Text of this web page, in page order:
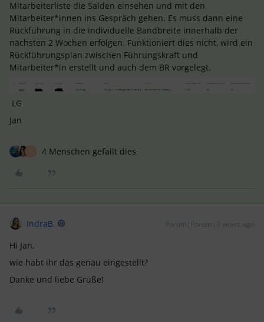
Mitarbeiterliste die Salden einsehen und mit den
Mitarbeiter*innen ins Gespräch gehen. Es muss dann eine
Rückführung in die individuelle Bandbreite innerhalb der
nächsten 2 Wochen erfolgen. Funktioniert dies nicht, wird ein
Rückführungsplan zwischen Führungskraft und
Mitarbeiter*in erstellt und auch dem BR vorgelegt.
LG
Jan
4 Menschen gefällt dies
IndraB. Forum|Forum|3 years ago
Hi Jan,
wie habt ihr das genau eingestellt?
Danke und liebe Grüße!